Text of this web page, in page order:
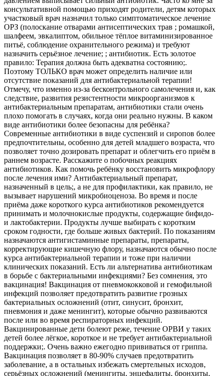
консультативной помощью приходят родители, детям которых
участковый врач назначил только симптоматическое лечение
ОРЗ (полоскание отварами антисептических трав ; ромашкой,
шалфеем, эвкалиптом, обильное тёплое витаминизированное
питьё, соблюдение охранительного режима) и требуют
назначить серьёзное лечение; ; антибиотик. Есть золотое
правило: Терапия должна быть адекватна состоянию;.
Поэтому ТОЛЬКО врач может определить наличие или
отсутствие показаний для антибактериальной терапии!
Отмечу, что именно из-за бесконтрольного самолечения и, как
следствие, развития резистентности микроорганизмов к
антибактериальным препаратам, антибиотики стали очень
плохо помогать в случаях, когда они реально нужны. В каком
виде антибиотики более безопасны для ребёнка?
Современные антибиотики в виде суспензий и сиропов более
предпочтительны, особенно для детей младшего возраста, что
позволяет точно дозировать препарат и облегчить его приём в
раннем возрасте. Расскажите о побочных реакциях
антибиотиков. Как помочь ребёнку восстановить микрофлору
после лечения ими? Антибактериальный препарат,
назначенный в цель;, а не для профилактики, как правило, не
вызывает нарушений микробиоценоза. Во время и после
приёма даже короткого курса антибиотиков рекомендуется
принимать и молочнокислые продукты, содержащие бифидо-
и лактобактерии. Продукты лучше выбирать с коротким
сроком годности, где больше живых бактерий. По показаниям
назначаются антигистаминные препараты, препараты,
корректирующие кишечную флору, назначаются обычно после
курса антибактериальной терапии и тоже при наличии
клинических показаний. Есть ли альтернатива антибиотикам
в борьбе с бактериальными инфекциями? Без сомнения, это
вакцинация! Вакцинация от пневмококковой и гемофильной
инфекций позволяет предотвратить развитие грозных
бактериальных осложнений (отит, синусит, бронхит,
пневмония и даже менингит), которые обычно развиваются
после или во время респираторных инфекций.
Вакцинированные дети болеют реже, течение ОРВИ у таких
детей более лёгкое, короткое и не требует антибактериальной
поддержки;. Очень важно ежегодно прививаться от гриппа.
Вакцинация позволяет в 80-90% случаев предотвратить
заболевание, а в остальных избежать смертельных исходов,
серьёзных осложнений (менингиты, энцефалиты, бронхиты,